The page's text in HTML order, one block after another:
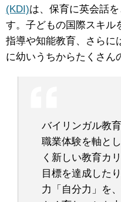
(KDI)は、保育に英会話
す。子どもの国際スキル
指導や知能教育、さらに
に幼いうちからたくさん
バイリンガル教
職業体験を軸と
く新しい教育カ
目標を達成した
力「自分力」を